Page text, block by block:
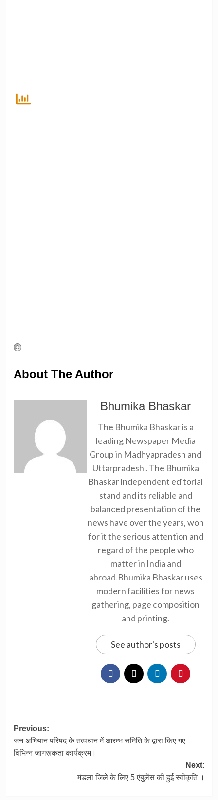
About The Author
Bhumika Bhaskar
The Bhumika Bhaskar is a
leading Newspaper Media
Group in Madhyapradesh and
Uttarpradesh . The Bhumika
Bhaskar independent editorial
stand and its reliable and
balanced presentation of the
news have over the years, won
for it the serious attention and
regard of the people who
matter in India and
abroad.Bhumika Bhaskar uses
modern facilities for news
gathering, page composition
and printing.
See author's posts
Post
navigation
Previous:
जन अभियान परिषद के तत्वधान में आरम्भ समिति के द्वारा किए गए
विभिन्न जागरूकता कार्यक्रम।
Next:
मंडला जिले के लिए 5 एंबुलेंस की हुई स्वीकृति ।